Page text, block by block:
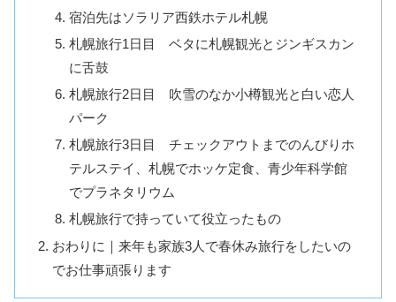
宿泊先はソラリア西鉄ホテル札幌
札幌旅行1日目 ベタに札幌観光とジンギスカン
に舌鼓
札幌旅行2日目 吹雪のなか小樽観光と白い恋人
パーク
札幌旅行3日目 チェックアウトまでのんびりホ
テルステイ、札幌でホッケ定食、青少年科学館
でプラネタリウム
札幌旅行で持っていて役立ったもの
おわりに｜来年も家族3人で春休み旅行をしたいの
でお仕事頑張ります